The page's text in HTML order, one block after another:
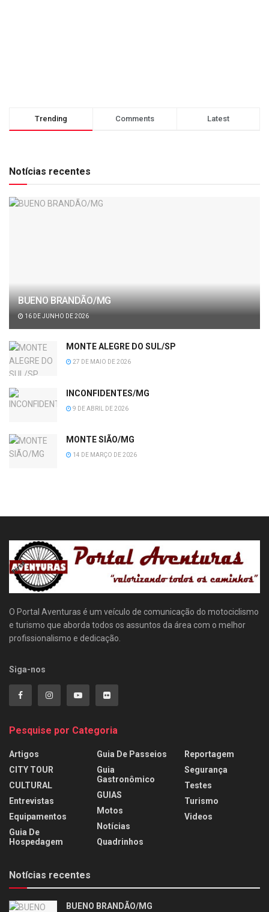
Trending Comments Latest
Notícias recentes
BUENO BRANDÃO/MG
16 DE JUNHO DE 2026
MONTE ALEGRE DO SUL/SP
27 DE MAIO DE 2026
INCONFIDENTES/MG
9 DE ABRIL DE 2026
MONTE SIÃO/MG
14 DE MARÇO DE 2026
O Portal Aventuras é um veículo de comunicação do motociclismo
e turismo que aborda todos os assuntos da área com o melhor
profissionalismo e dedicação.
Siga-nos
Pesquise por Categoria
Artigos
CITY TOUR
CULTURAL
Entrevistas
Equipamentos
Guia De
Hospedagem
Guia De Passeios
Guia
Gastronômico
GUIAS
Motos
Notícias
Quadrinhos
Reportagem
Segurança
Testes
Turismo
Videos
Notícias recentes
BUENO BRANDÃO/MG